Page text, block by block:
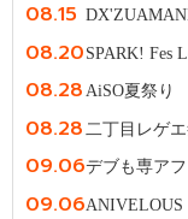
08.15
08.20SPARK! Fes
08.28AiSO夏祭り
08.28 二丁目レゲ
09.06デブも専ア
09.06ANIVELOUS